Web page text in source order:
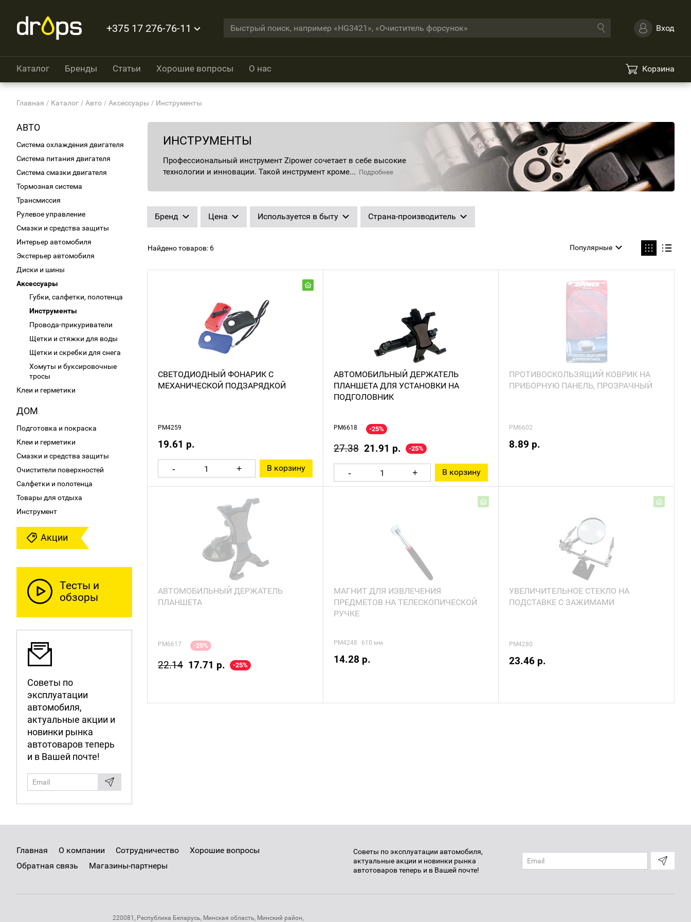
+375 17 276-76-11 Вход
Каталог Бренды Статьи Хорошие вопросы О нас Корзина
Главная Каталог Авто Аксессуары Инструменты
АВТО
Система охлаждения двигателя
Система питания двигателя
Система смазки двигателя
Тормозная система
Трансмиссия
Рулевое управление
Смазки и средства защиты
Интерьер автомобиля
Экстерьер автомобиля
Диски и шины
Аксессуары
Губки, салфетки, полотенца
Инструменты
Провода-прикуриватели
Щетки и стяжки для воды
Щетки и скребки для снега
Хомуты и буксировочные
тросы
Клеи и герметики
ДОМ
Подготовка и покраска
Клеи и герметики
Смазки и средства защиты
Очистители поверхностей
Салфетки и полотенца
Товары для отдыха
Инструмент
Акции
Тесты и
обзоры
Советы по
эксплуатации
автомобиля,
актуальные акции и
новинки рынка
автотоваров теперь
и в Вашей почте!
ИНСТРУМЕНТЫ
Профессиональный инструмент Zipower сочетает в себе высокие
технологии и инновации. Такой инструмент кроме... Подробнее
Бренд Цена Используется в быту Страна-производитель
Найдено товаров: 6 Популярные
СВЕТОДИОДНЫЙ ФОНАРИК С
МЕХАНИЧЕСКОЙ ПОДЗАРЯДКОЙ
PM4259
19.61 р.
- + В корзину
АВТОМОБИЛЬНЫЙ ДЕРЖАТЕЛЬ
ПЛАНШЕТА ДЛЯ УСТАНОВКИ НА
ПОДГОЛОВНИК
PM6618 -25%
27.38 21.91 р. -25%
- + В корзину
ПРОТИВОСКОЛЬЗЯЩИЙ КОВРИК НА
ПРИБОРНУЮ ПАНЕЛЬ, ПРОЗРАЧНЫЙ
PM6602
8.89 р.
АВТОМОБИЛЬНЫЙ ДЕРЖАТЕЛЬ
ПЛАНШЕТА
PM6617 -25%
22.14 17.71 р. -25%
МАГНИТ ДЛЯ ИЗВЛЕЧЕНИЯ
ПРЕДМЕТОВ НА ТЕЛЕСКОПИЧЕСКОЙ
РУЧКЕ
PM4248 610 мм
14.28 р.
УВЕЛИЧИТЕЛЬНОЕ СТЕКЛО НА
ПОДСТАВКЕ С ЗАЖИМАМИ
PM4280
23.46 р.
Главная О компании Сотрудничество
Хорошие вопросы
Обратная связь
Магазины-партнеры
Советы по эксплуатации автомобиля,
актуальные акции и новинки рынка
автотоваров теперь и в Вашей почте!
220081, Республика Беларусь, Минская область, Минский район,